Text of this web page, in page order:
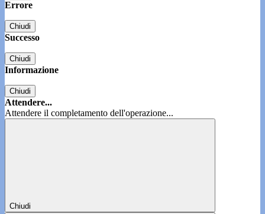
Errore
Chiudi
Successo
Chiudi
Informazione
Chiudi
Attendere...
Attendere il completamento dell'operazione...
Chiudi